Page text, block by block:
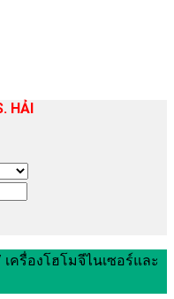
HẢI
เครื่องโฮโมจีไนเซอร์และ